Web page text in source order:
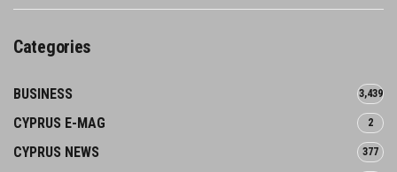
Categories
BUSINESS 3,439
CYPRUS E-MAG 2
CYPRUS NEWS 377